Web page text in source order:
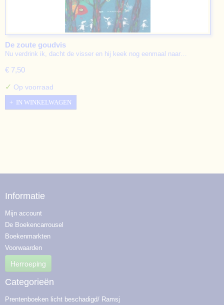
De zoute goudvis
Nu verdrink ik, dacht de visser en hij keek nog eenmaal naar…
€ 7,50
✓ Op voorraad
IN WINKELWAGEN
Informatie
Mijn account
De Boekencarrousel
Boekenmarkten
Voorwaarden
Herroeping
Categorieën
Prentenboeken licht beschadigd/ Ramsj